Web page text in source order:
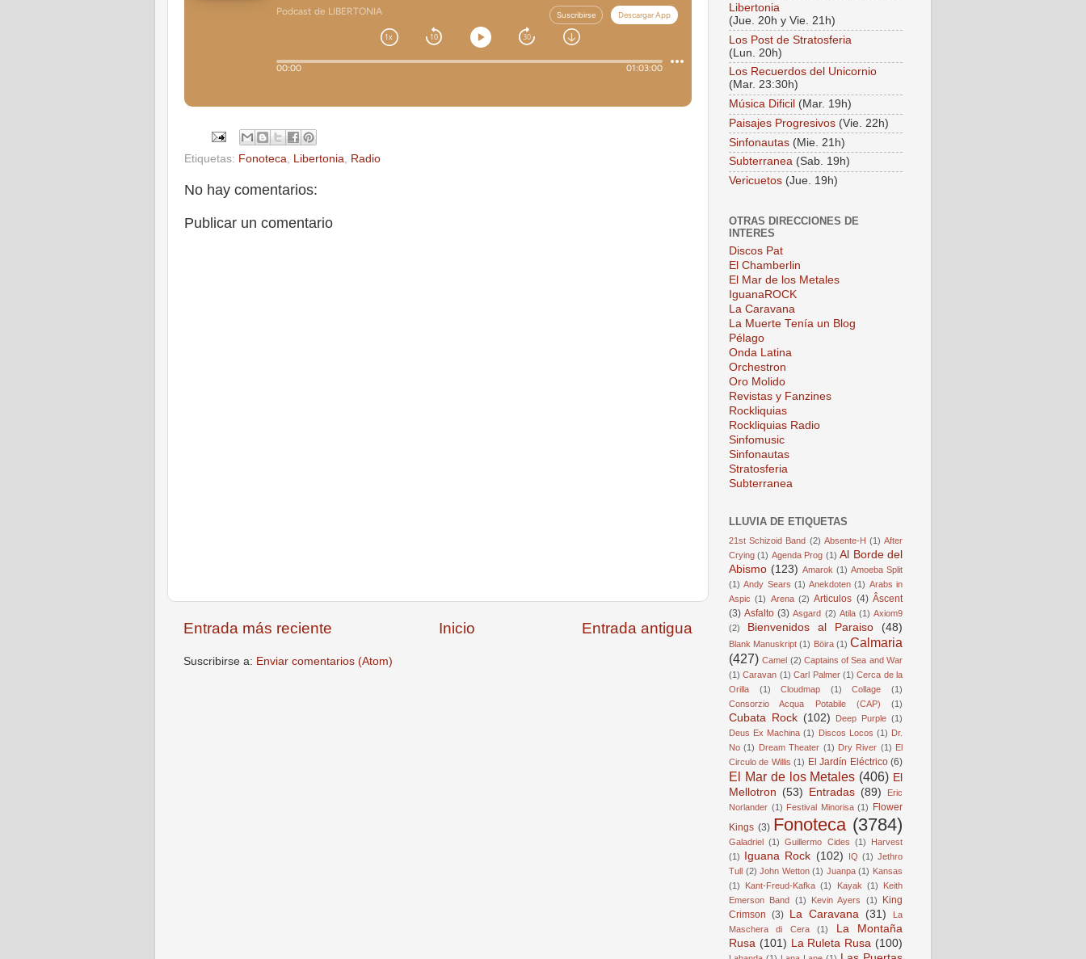
Etiquetas: Fonoteca, Libertonia, Radio
No hay comentarios:
Publicar un comentario
Entrada más reciente Entrada antigua
Inicio
Suscribirse a: Enviar comentarios (Atom)
Libertonia
(Jue. 20h y Vie. 21h)
Los Post de Stratosferia
(Lun. 20h)
Los Recuerdos del Unicornio
(Mar. 23:30h)
Música Dificil (Mar. 19h)
Paisajes Progresivos (Vie. 22h)
Sinfonautas (Mie. 21h)
Subterranea (Sab. 19h)
Vericuetos (Jue. 19h)
OTRAS DIRECCIONES DE
INTERES
Discos Pat
El Chamberlin
El Mar de los Metales
IguanaROCK
La Caravana
La Muerte Tenía un Blog
Pélago
Onda Latina
Orchestron
Oro Molido
Revistas y Fanzines
Rockliquias
Rockliquias Radio
Sinfomusic
Sinfonautas
Stratosferia
Subterranea
LLUVIA DE ETIQUETAS
21st Schizoid Band (2) Absente-H (1) After
Crying (1) Agenda Prog (1) Al Borde del
Abismo (123) Amarok (1) Amoeba Split
(1) Andy Sears (1) Anekdoten (1) Arabs in
Aspic (1) Arena (2) Articulos (4) Âscent
(3) Asfalto (3) Asgard (2) Atila (1) Axiom9
(2)
Bienvenidos al Paraiso (48)
Blank Manuskript (1) Böira (1) Calmaria
(427) Camel (2) Captains of Sea and War
(1) Caravan (1) Carl Palmer (1) Cerca de la
Orilla
(1) Cloudmap (1) Collage
(1)
Consorzio Acqua Potabile (CAP)
(1)
Cubata Rock (102) Deep Purple (1)
Deus Ex Machina (1) Discos Locos (1) Dr.
No (1) Dream Theater (1) Dry River (1) El
Circulo de Willis (1) El Jardín Eléctrico (6)
El Mar de los Metales (406) El
Mellotron (53) Entradas (89)
Eric
Norlander (1) Festival Minorisa (1) Flower
Kings (3) Fonoteca (3784)
Galadriel (1) Guillermo Cides (1)
Harvest
(1) Iguana Rock (102) IQ (1) Jethro
Tull (2) John Wetton (1) Juanpa (1) Kansas
(1)
Kant-Freud-Kafka (1) Kayak (1)
Keith
Emerson Band (1) Kevin Ayers (1)
King
Crimson (3) La Caravana (31)
La
Maschera di Cera
(1)
La Montaña
Rusa (101) La Ruleta Rusa (100)